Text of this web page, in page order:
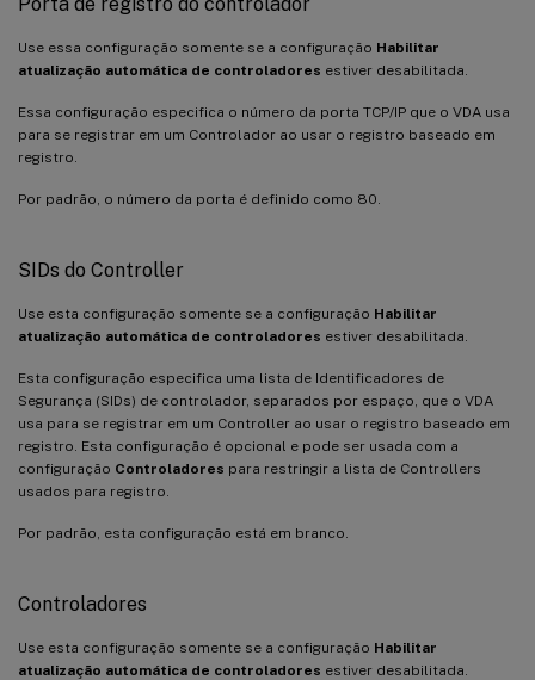
Use essa configuração somente se a configuração Habilitar
atualização automática de controladores estiver desabilitada.
Essa configuração especifica o número da porta TCP/IP que o VDA usa
para se registrar em um Controlador ao usar o registro baseado em
registro.
Por padrão, o número da porta é definido como 80.
SIDs do Controller
Use esta configuração somente se a configuração Habilitar
atualização automática de controladores estiver desabilitada.
Esta configuração especifica uma lista de Identificadores de
Segurança (SIDs) de controlador, separados por espaço, que o VDA
usa para se registrar em um Controller ao usar o registro baseado em
registro. Esta configuração é opcional e pode ser usada com a
configuração Controladores para restringir a lista de Controllers
usados para registro.
Por padrão, esta configuração está em branco.
Controladores
Use esta configuração somente se a configuração Habilitar
atualização automática de controladores estiver desabilitada.